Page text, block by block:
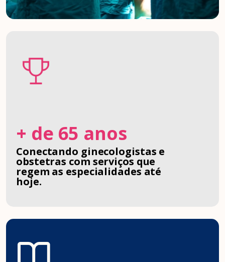
+ de 65 anos
Conectando ginecologistas e
obstetras com serviços que
regem as especialidades até
hoje.